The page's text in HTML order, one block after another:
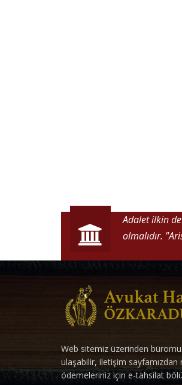
Adalet ilkin
olmalıdır.
Web sitemiz üzerinden
ulaşabilir, iletişim sayfamızdan
ödemeleriniz için e-tahsilat